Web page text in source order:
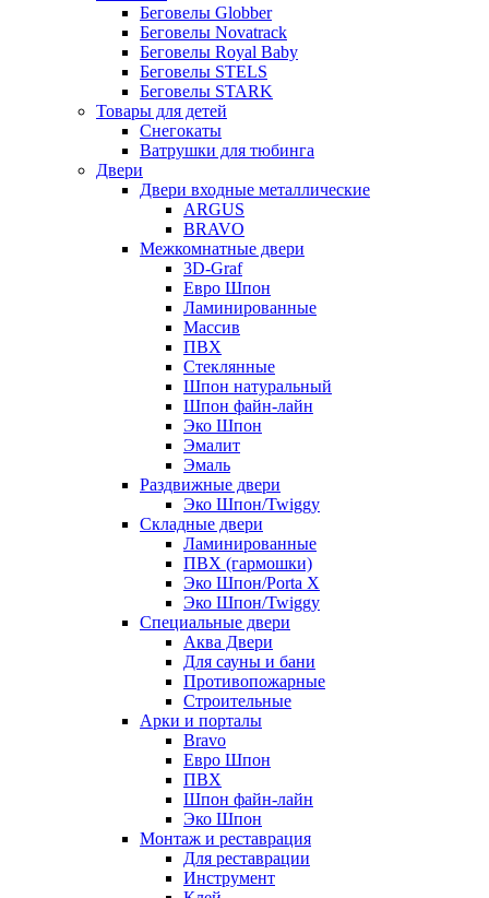
Беговелы Globber
Беговелы Novatrack
Беговелы Royal Baby
Беговелы STELS
Беговелы STARK
Товары для детей
Снегокаты
Ватрушки для тюбинга
Двери
Двери входные металлические
ARGUS
BRAVO
Межкомнатные двери
3D-Graf
Евро Шпон
Ламинированные
Массив
ПВХ
Стеклянные
Шпон натуральный
Шпон файн-лайн
Эко Шпон
Эмалит
Эмаль
Раздвижные двери
Эко Шпон/Twiggy
Складные двери
Ламинированные
ПВХ (гармошки)
Эко Шпон/Porta X
Эко Шпон/Twiggy
Специальные двери
Аква Двери
Для сауны и бани
Противопожарные
Строительные
Арки и порталы
Bravo
Евро Шпон
ПВХ
Шпон файн-лайн
Эко Шпон
Монтаж и реставрация
Для реставрации
Инструмент